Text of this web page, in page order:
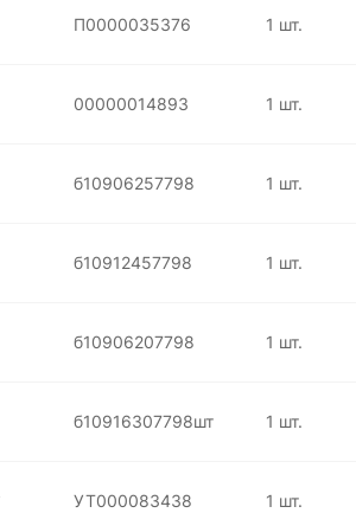
П0000035376 1 шт.
00000014893 1 шт.
б10906257798 1 шт.
б10912457798 1 шт.
б10906207798 1 шт.
б10916307798шт 1 шт.
УТ000083438 1 шт.